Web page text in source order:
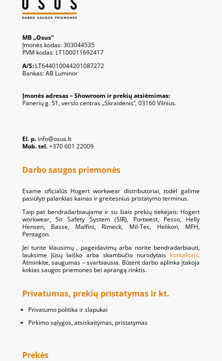
MB „Osus“
Įmonės kodas: 303044535
PVM kodas: LT100011692417
A/S:LT644010044201087272
Bankas: AB Luminor
Įmonės adresas – Showroom ir prekių atsiėmimas:
Panerių g. 51, verslo centras „Skraidenis“, 03160 Vilnius.
El. p.info@osus.lt
Mob. tel.+370 601 22009
Darbo saugos priemonės
Esame oficialūs Hogert workwear distributoriai, todėl galime
pasiūlyti palankias kainas ir greitesnius pristatymo terminus.
Taip pat bendradarbiaujame ir su šiais prekių tiekėjais: Hogert
workwear, Sir Safety System (SIR), Portwest, Pesso, Helly
Hensen, Basse, Malfini, Rimeck, Mil-Tec, Helikon, MFH,
Pentagon.
Jei turite klausimų , pageidavimų arba norite bendradarbiauti,
lauksime Jūsų laiško arba skambučio nurodytais kontaktais.
Atminkite, saugumas – svarbiausia. Būtent darbo aplinka įtakoja
kokias saugos priemones bei aprangą rinktis.
Privatumas, prekių pristatymas ir kt.
Privatumo politika ir slapukai
Pirkimo sąlygos, atsiskaitymas, pristatymas
Prekės